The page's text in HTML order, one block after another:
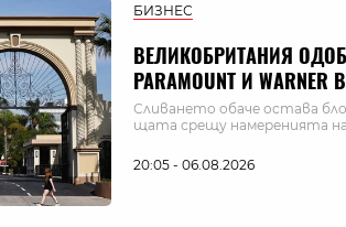
БИЗНЕС
ВЕЛИКОБРИТАНИЯ
PARAMOUNT И WARNER
Сливането обаче остава
щата срещу намеренията
20:05 - 06.08.2026